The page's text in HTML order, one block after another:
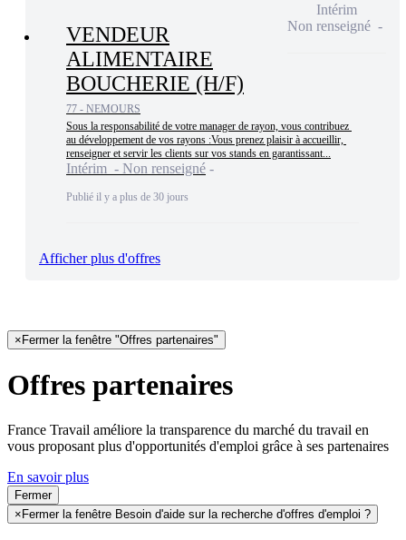
VENDEUR
ALIMENTAIRE
BOUCHERIE (H/F)
77 - NEMOURS
Sous la responsabilité de votre manager de rayon, vous contribuez
au développement de vos rayons :Vous prenez plaisir à accueillir,
renseigner et servir les clients sur vos stands en garantissant...
Intérim - Non renseigné
Publié il y a plus de 30 jours
Intérim
Non renseigné
Afficher plus d'offres
× Fermer la fenêtre "Offres partenaires"
Offres partenaires
France Travail améliore la transparence du marché du travail en
vous proposant plus d'opportunités d'emploi grâce à ses partenaires
En savoir plus
Fermer
×Fermer la fenêtre Besoin d'aide sur la recherche d'offres d'emploi ?